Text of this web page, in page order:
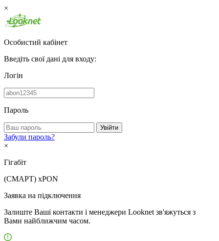
×
Особистий кабінет
Введіть свої дані для входу:
Логін
Пароль
Увійти
Забули пароль?
×
Гігабіт
(СМАРТ) xPON
Заявка на підключення
Залиште Ваші контакти і менеджери Looknet зв'яжуться з
Вами найближчим часом.